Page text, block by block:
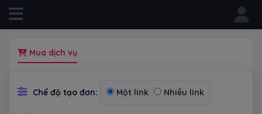
Mua dịch vụ
Chế độ tạo đơn: Một link Nhiều link